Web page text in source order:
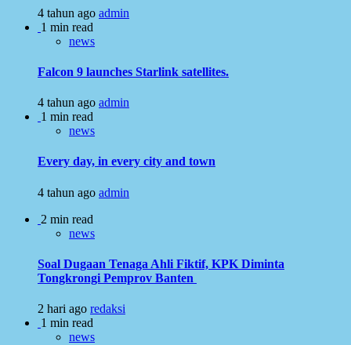
4 tahun ago admin
1 min read
news
Falcon 9 launches Starlink satellites.
4 tahun ago admin
1 min read
news
Every day, in every city and town
4 tahun ago admin
2 min read
news
Soal Dugaan Tenaga Ahli Fiktif, KPK Diminta
Tongkrongi Pemprov Banten
2 hari ago redaksi
1 min read
news